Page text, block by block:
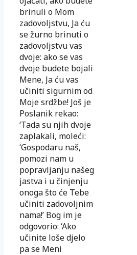
brinuli o Mom
zadovoljstvu, Ja ću
se žurno brinuti o
zadovoljstvu vas
dvoje: ako se vas
dvoje budete bojali
Mene, Ja ću vas
učiniti sigurnim od
Moje srdžbe! Još je
Poslanik rekao:
‘Tada su njih dvoje
zaplakali, moleći:
‘Gospodaru naš,
pomozi nam u
popravljanju našeg
jastva i u činjenju
onoga što će Tebe
učiniti zadovoljnim
nama!’ Bog im je
odgovorio: ‘Ako
učinite loše djelo
pa se Meni